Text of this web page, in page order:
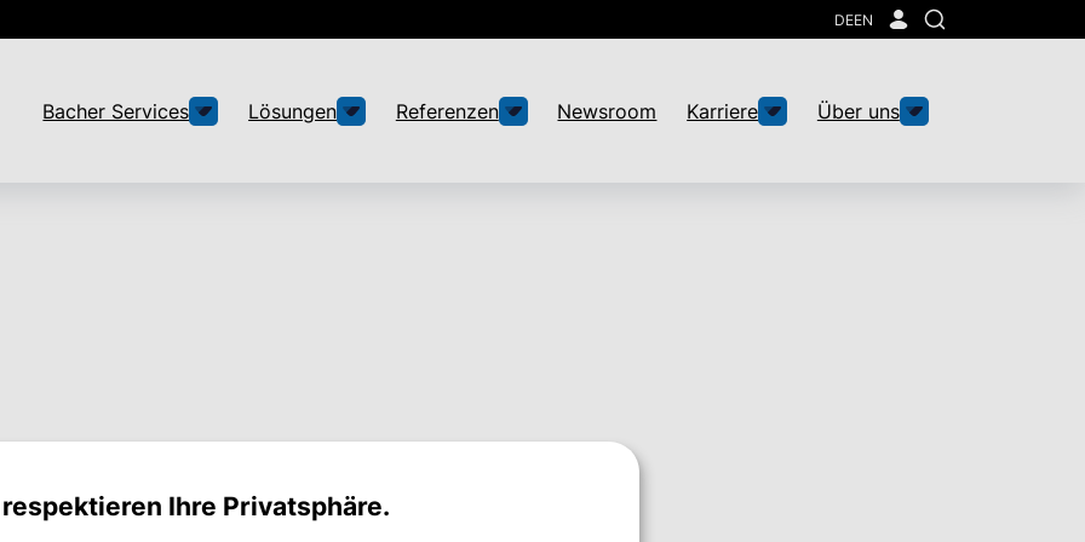
DEEN
Suche
Bacher Services Lösungen Referenzen Newsroom Karriere Über uns
Ihre Privatsphäre.